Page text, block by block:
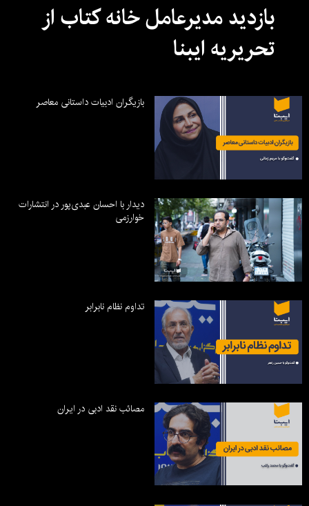
بازدید مدیرعامل خانه کتاب از
تحریریه ایبنا
بازیگران ادبیات داستانی معاصر
دیدار با احسان عبدی‌پور در انتشارات
خوارزمی
تداوم نظام نابرابر
مصائب نقد ادبی در ایران